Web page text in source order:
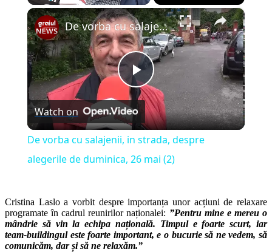
Play Unmute Fullscreen ×
Play
Video
De vorba cu salajenii, in strada, despre alegerile de duminica, 26 mai (2)
Watch on
De vorba cu salajenii, in strada, despre
alegerile de duminica, 26 mai (2)
Cristina Laslo a vorbit despre importanța unor acțiuni de relaxare
programate în cadrul reunirilor naționalei: ”Pentru mine e mereu o
mândrie să vin la echipa națională. Timpul e foarte scurt, iar
team-buildingul este foarte important, e o bucurie să ne vedem, să
comunicăm, dar și să ne relaxăm.”